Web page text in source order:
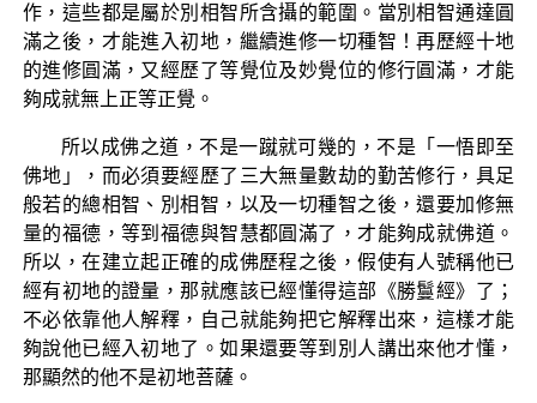
作，這些都是屬於別相智所含攝的範圍。當別相智通達圓
滿之後，才能進入初地，繼續進修一切種智！再歷經十地
的進修圓滿，又經歷了等覺位及妙覺位的修行圓滿，才能
夠成就無上正等正覺。
所以成佛之道，不是一蹴就可幾的，不是「一悟即至
佛地」，而必須要經歷了三大無量數劫的勤苦修行，具足
般若的總相智、別相智，以及一切種智之後，還要加修無
量的福德，等到福德與智慧都圓滿了，才能夠成就佛道。
所以，在建立起正確的成佛歷程之後，假使有人號稱他已
經有初地的證量，那就應該已經懂得這部《勝鬘經》了；
不必依靠他人解釋，自己就能夠把它解釋出來，這樣才能
夠說他已經入初地了。如果還要等到別人講出來他才懂，
那顯然的他不是初地菩薩。